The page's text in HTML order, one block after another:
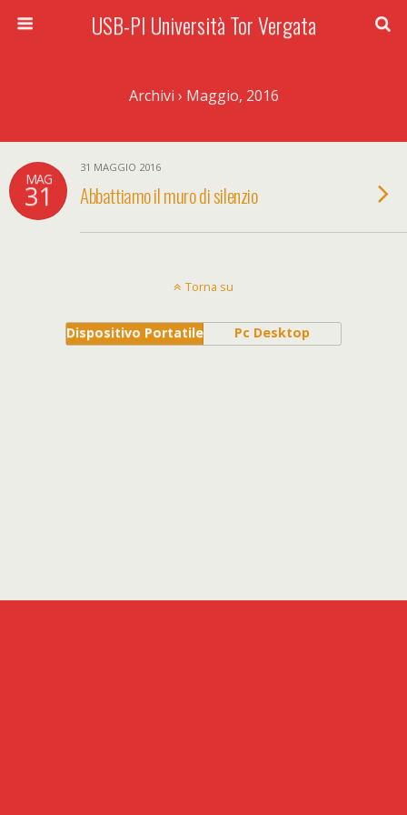
USB-PI Università Tor Vergata
Archivi › Maggio, 2016
MAG
31
31 MAGGIO 2016
Abbattiamo il muro di silenzio
Torna su
Dispositivo Portatile Pc Desktop